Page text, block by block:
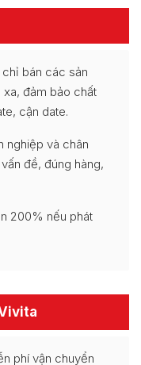
bán các sản
đảm bảo chất
cận date.
nghiệp và chân
đề, đúng hàng,
200% nếu phát
phí vận chuyển